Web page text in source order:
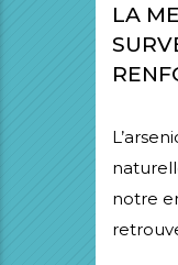
LA
notre